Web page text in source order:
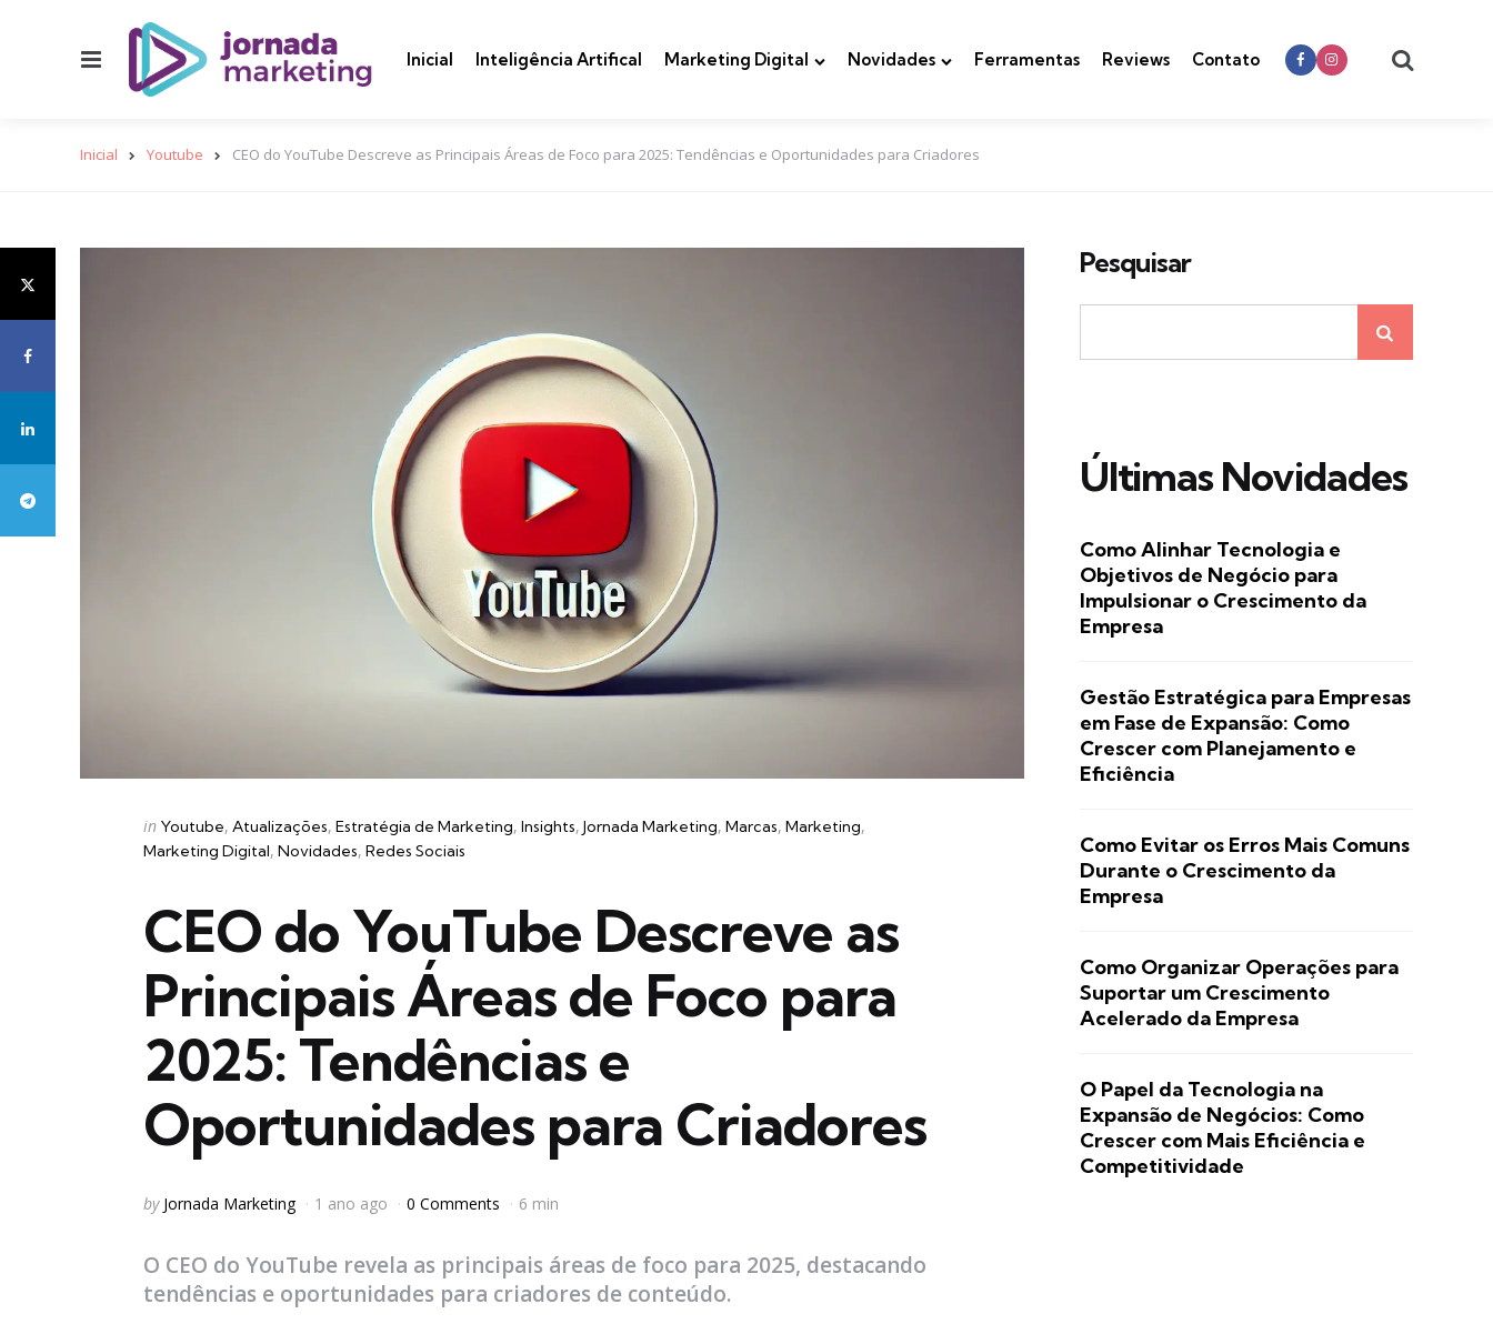
Inicial Inteligência Artifical Marketing Digital Novidades Ferramentas Reviews Contato
Inicial Youtube CEO do YouTube Descreve as Principais Áreas de Foco para 2025: Tendências e Oportunidades para Criadores
Categories
Posted
in
in Youtube Atualizações Estratégia de Marketing Insights Jornada Marketing Marcas Marketing
Marketing Digital Novidades Redes Sociais
CEO do YouTube Descreve as
Principais Áreas de Foco para
2025: Tendências e
Oportunidades para Criadores
Posted
by Jornada Marketing 1 ano ago 0 Comments 6 min
O CEO do YouTube revela as principais áreas de foco para 2025, destacando
tendências e oportunidades para criadores de conteúdo.
Pesquisar
Últimas Novidades
Como Alinhar Tecnologia e
Objetivos de Negócio para
Impulsionar o Crescimento da
Empresa
Gestão Estratégica para Empresas
em Fase de Expansão: Como
Crescer com Planejamento e
Eficiência
Como Evitar os Erros Mais Comuns
Durante o Crescimento da
Empresa
Como Organizar Operações para
Suportar um Crescimento
Acelerado da Empresa
O Papel da Tecnologia na
Expansão de Negócios: Como
Crescer com Mais Eficiência e
Competitividade